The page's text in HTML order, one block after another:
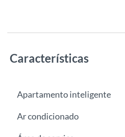
Características
Apartamento inteligente
Ar condicionado